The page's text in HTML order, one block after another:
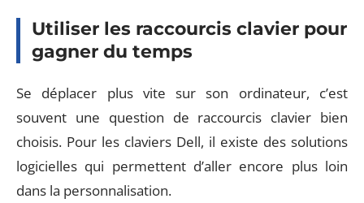
Utiliser les raccourcis clavier pour
gagner du temps
Se déplacer plus vite sur son ordinateur, c’est
souvent une question de raccourcis clavier bien
choisis. Pour les claviers Dell, il existe des solutions
logicielles qui permettent d’aller encore plus loin
dans la personnalisation.